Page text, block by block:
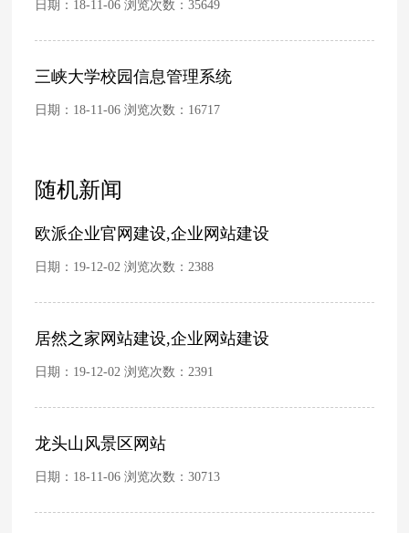
日期：18-11-06 浏览次数：35649
三峡大学校园信息管理系统
日期：18-11-06 浏览次数： 16717
随机新闻
欧派企业官网建设,企业网站建设
日期：19-12-02 浏览次数： 2388
居然之家网站建设,企业网站建设
日期：19-12-02 浏览次数： 2391
龙头山风景区网站
日期：18-11-06 浏览次数：30713